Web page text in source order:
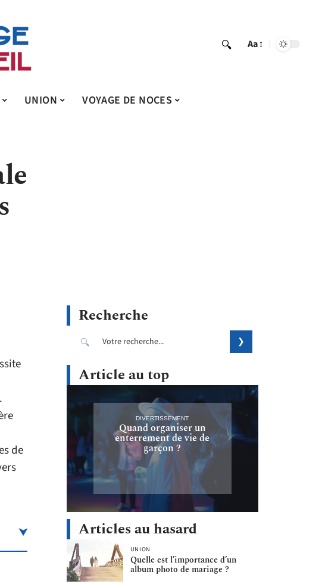
Aa
UNION VOYAGE DE NOCES
de
Recherche
Article au top
DIVERTISSEMENT
Quand organiser un
enterrement de vie de
garçon ?
Articles au hasard
UNION
Quelle est l’importance d’un
album photo de mariage ?